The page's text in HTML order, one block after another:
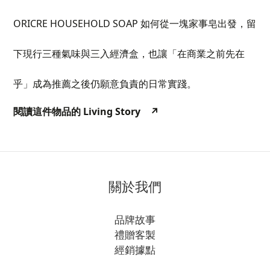
ORICRE HOUSEHOLD SOAP 如何從一塊家事皂出發，留
下現行三種氣味與三入經濟盒，也讓「在商業之前先在
乎」成為推薦之後仍願意負責的日常實踐。
閱讀這件物品的 Living Story ↗
關於我們
品牌故事
禮贈客製
經銷據點